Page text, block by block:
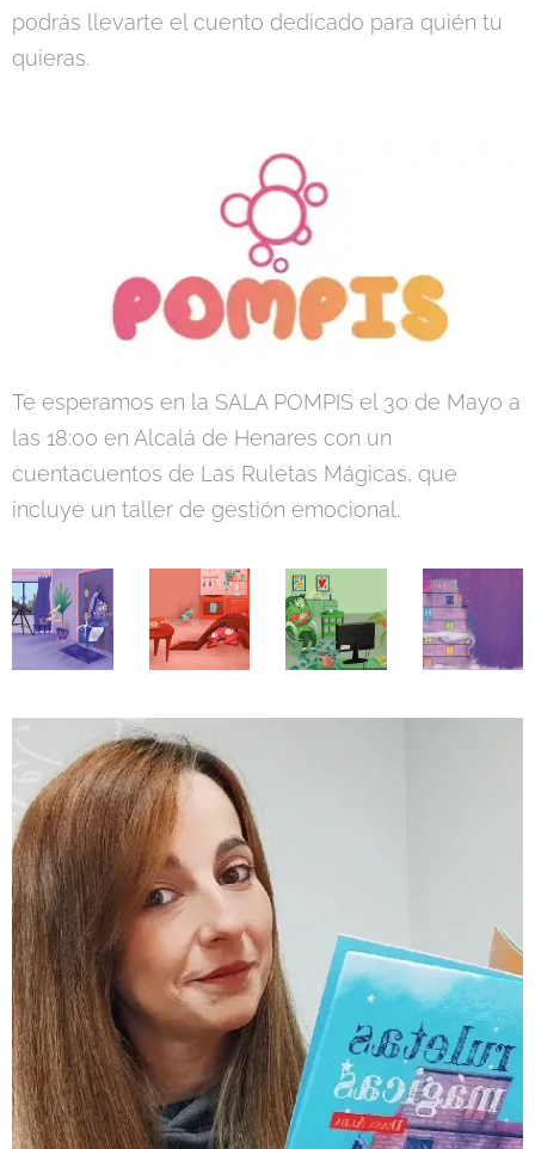
podrás llevarte el cuento dedicado para quién tu
quieras.
Te esperamos en la SALA POMPIS el 30 de Mayo a
las 18:00 en Alcalá de Henares con un
cuentacuentos de Las Ruletas Mágicas, que
incluye un taller de gestión emocional.